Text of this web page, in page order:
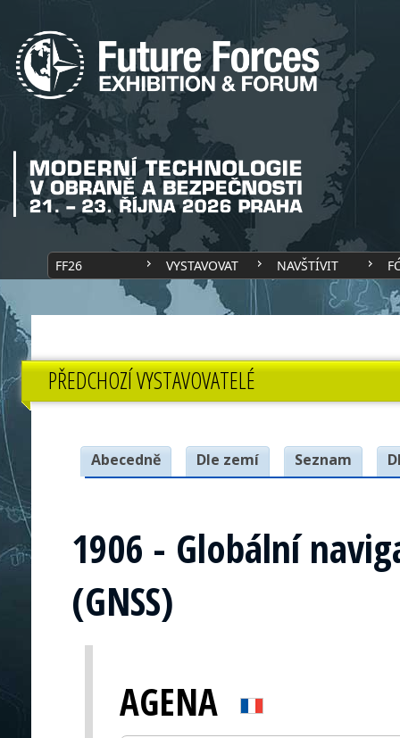
FF26 VYSTAVOVAT NAVŠTÍVIT
PŘEDCHOZÍ VYSTAVOVATELÉ
Abecedně Dle zemí Seznam
1906 - Globální
(GNSS)
AGENA